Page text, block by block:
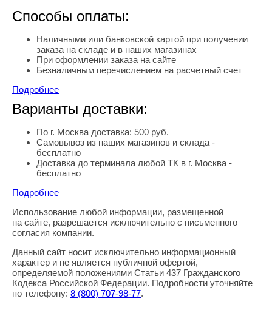
Способы оплаты:
Наличными или банковской картой при получении
заказа на складе и в наших магазинах
При оформлении заказа на сайте
Безналичным перечислением на расчетный счет
Подробнее
Варианты доставки:
По г. Москва доставка: 500 руб.
Самовывоз из наших магазинов и склада -
бесплатно
Доставка до терминала любой ТК в г. Москва -
бесплатно
Подробнее
Правовая информация
Использование любой информации, размещенной
на сайте, разрешается исключительно с письменного
согласия компании.
Данный сайт носит исключительно информационный
характер и не является публичной офертой,
определяемой положениями Статьи 437 Гражданского
Кодекса Российской Федерации. Подробности уточняйте
по телефону: 8 (800) 707-98-77.